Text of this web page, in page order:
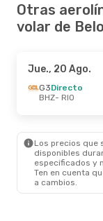
Otras
volar de
Jue., 20 Ago.
G3Directo
BHZ- RIO
Los precios que
disponibles
especificados y
Ten en cuenta
a cambios.